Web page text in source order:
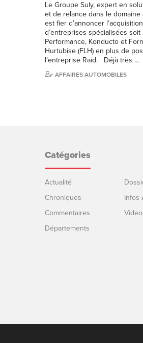
Le Groupe Suly, expert en
et de relance dans le domaine
est fier d’annoncer
d’entreprises spécialisées soit
Performance, Konducto et
Hurtubise (FLH) en plus de
l’entreprise Raid. Déjà très …
AFFAIRES AUTOMOBILES
Catégories
Actualité
Chroniques
Commentaires
Départements
Infos
Video